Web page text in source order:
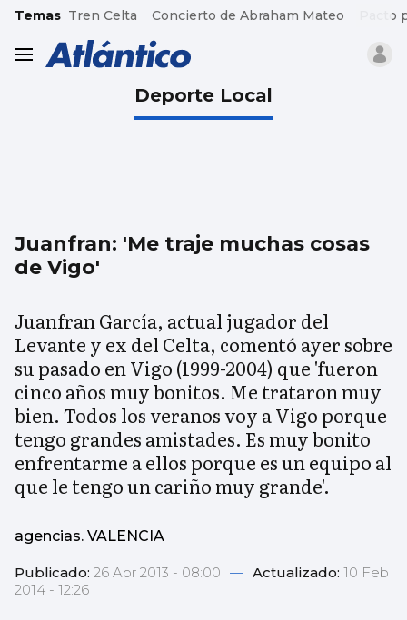
common.go-to-content
Temas Tren Celta Concierto de Abraham Mateo Pacto
header.menu.open
Deporte Local
Juanfran: 'Me traje muchas cosas
de Vigo'
Juanfran García, actual jugador del
Levante y ex del Celta, comentó ayer sobre
su pasado en Vigo (1999-2004) que 'fueron
cinco años muy bonitos. Me trataron muy
bien. Todos los veranos voy a Vigo porque
tengo grandes amistades. Es muy bonito
enfrentarme a ellos porque es un equipo al
que le tengo un cariño muy grande'.
agencias. VALENCIA
Publicado: 26 Abr 2013 - 08:00 — Actualizado: 10 Feb
2014 - 12:26